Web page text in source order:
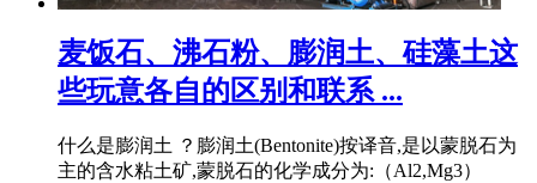
麦饭石、沸石粉、膨润土、硅藻土这
些玩意各自的区别和联系 ...
什么是膨润土 ？膨润土(Bentonite)按译音,是以蒙脱石为
主的含水粘土矿,蒙脱石的化学成分为:（Al2,Mg3）